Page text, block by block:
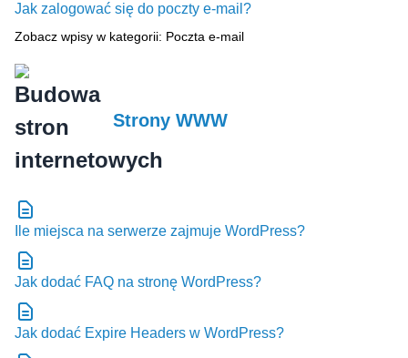
Jak zalogować się do poczty e-mail?
Zobacz wpisy w kategorii: Poczta e-mail
Strony WWW
Ile miejsca na serwerze zajmuje WordPress?
Jak dodać FAQ na stronę WordPress?
Jak dodać Expire Headers w WordPress?